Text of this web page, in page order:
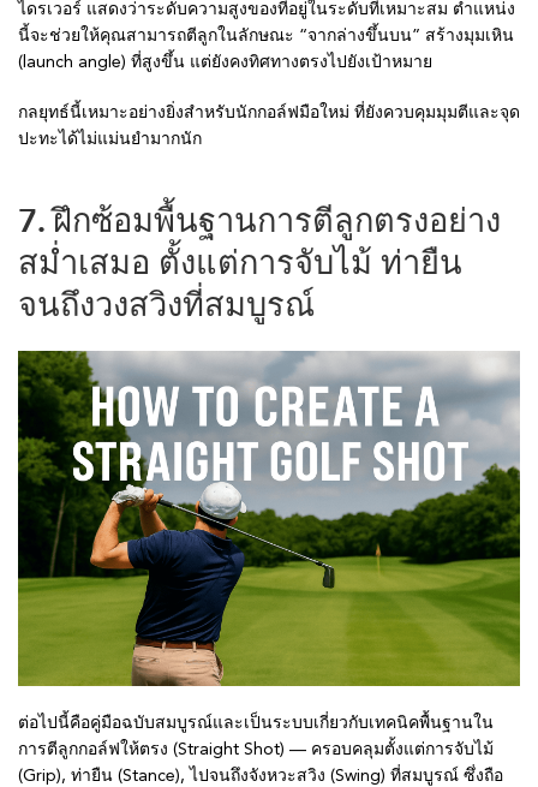
ไดรเวอร์ แสดงว่าระดับความสูงของทีอยู่ในระดับที่เหมาะสม ตำแหน่ง
นี้จะช่วยให้คุณสามารถตีลูกในลักษณะ “จากล่างขึ้นบน” สร้างมุมเหิน
(launch angle) ที่สูงขึ้น แต่ยังคงทิศทางตรงไปยังเป้าหมาย
กลยุทธ์นี้เหมาะอย่างยิ่งสำหรับนักกอล์ฟมือใหม่ ที่ยังควบคุมมุมตีและจุด
ปะทะได้ไม่แม่นยำมากนัก
7. ฝึกซ้อมพื้นฐานการตีลูกตรงอย่าง
สม่ำเสมอ ตั้งแต่การจับไม้ ท่ายืน
จนถึงวงสวิงที่สมบูรณ์
ต่อไปนี้คือคู่มือฉบับสมบูรณ์และเป็นระบบเกี่ยวกับเทคนิคพื้นฐานใน
การตีลูกกอล์ฟให้ตรง (Straight Shot) — ครอบคลุมตั้งแต่การจับไม้
(Grip), ท่ายืน (Stance), ไปจนถึงจังหวะสวิง (Swing) ที่สมบูรณ์ ซึ่งถือ